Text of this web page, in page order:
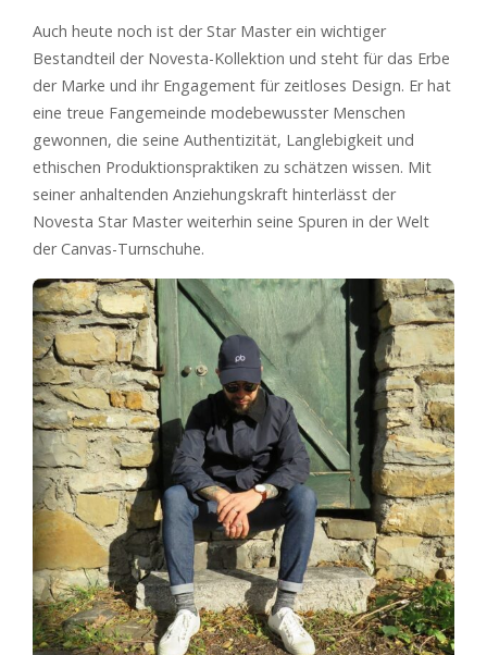
Auch heute noch ist der Star Master ein wichtiger
Bestandteil der Novesta-Kollektion und steht für das Erbe
der Marke und ihr Engagement für zeitloses Design. Er hat
eine treue Fangemeinde modebewusster Menschen
gewonnen, die seine Authentizität, Langlebigkeit und
ethischen Produktionspraktiken zu schätzen wissen. Mit
seiner anhaltenden Anziehungskraft hinterlässt der
Novesta Star Master weiterhin seine Spuren in der Welt
der Canvas-Turnschuhe.